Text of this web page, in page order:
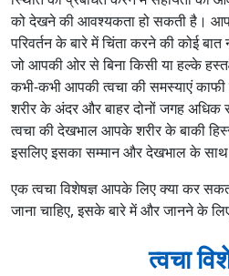
को देखने की आवश्यकता हो सकती है।
परिवर्तन के बारे में चिंता करने की कोई
जो आपकी ओर से बिना किसी या हल्के
कभी-कभी आपकी त्वचा की समस्याएं
शरीर के अंदर और बाहर दोनों जगह
त्वचा की देखभाल आपके शरीर के बाकी
इसलिए इसका सम्मान और देखभाल के साथ
एक त्वचा विशेषज्ञ आपके लिए क्या कर
जाना चाहिए, इसके बारे में और जानने के
त्वचा